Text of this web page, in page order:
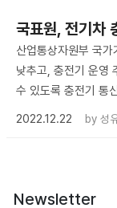
국표원, 전기차
산업통상자원부 국
낮추고, 충전기 운영
수 있도록 충전기 통
2022.12.22
by 성
Newsletter